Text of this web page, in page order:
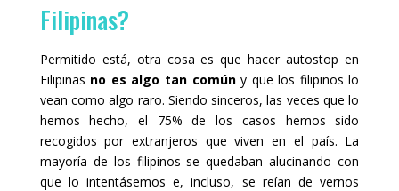
Filipinas?
Permitido está, otra cosa es que hacer autostop en
Filipinas no es algo tan comúny que los filipinos lo
vean como algo raro. Siendo sinceros, las veces que lo
hemos hecho, el 75% de los casos hemos sido
recogidos por extranjeros que viven en el país. La
mayoría de los filipinos se quedaban alucinando con
que lo intentásemos e, incluso, se reían de vernos